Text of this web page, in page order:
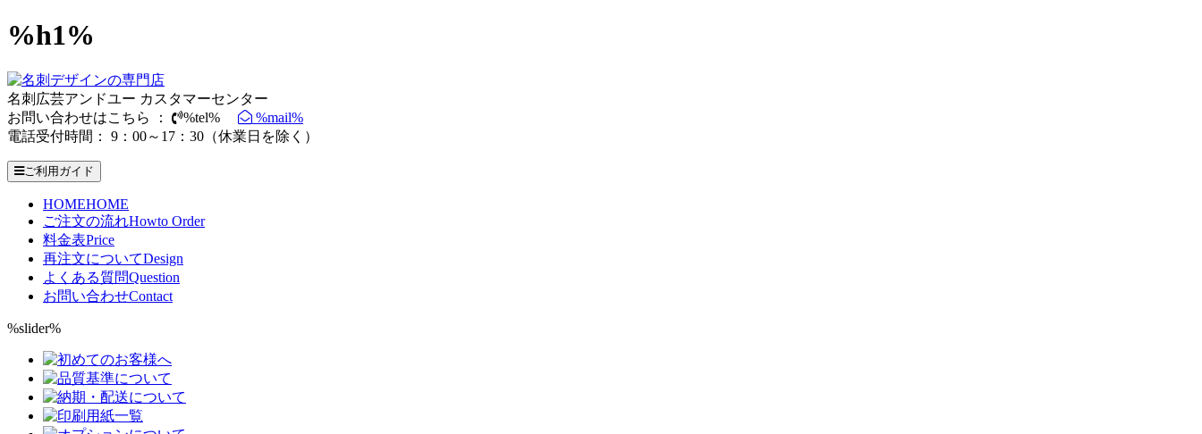
%h1%
名刺広芸アンドユー カスタマーセンター
お問い合わせはこちら ：
%tel%
%mail%
電話受付時間： 9：00～17：30（休業日を除く）
ご利用ガイド
HOMEHOME
ご注文の流れHowto Order
料金表Price
再注文についてDesign
よくある質問Question
お問い合わせContact
%slider%